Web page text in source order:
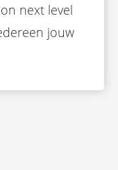
next level
jouw